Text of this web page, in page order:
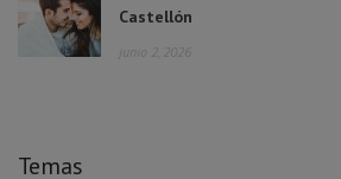
Castellón
junio 2, 2026
Temas